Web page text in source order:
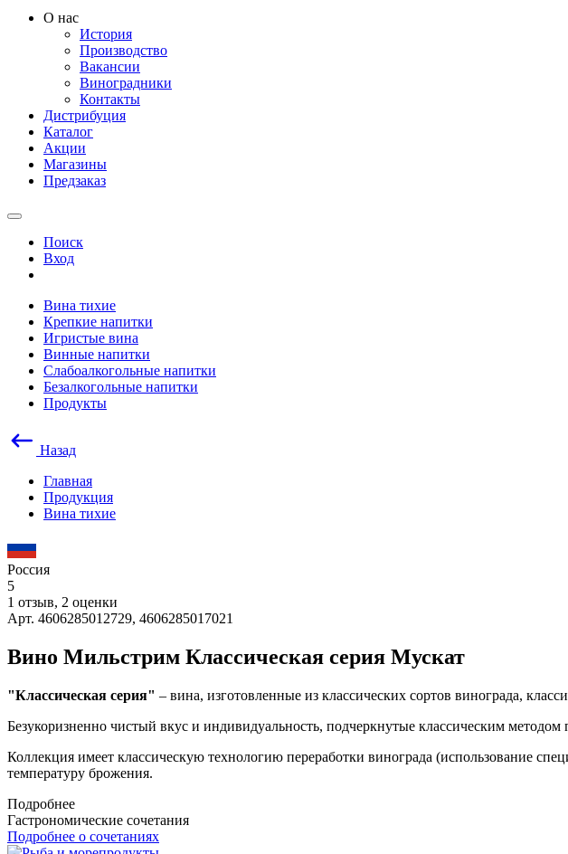
О нас
История
Производство
Вакансии
Виноградники
Контакты
Дистрибуция
Каталог
Акции
Магазины
Предзаказ
Поиск
Вход
Вина тихие
Крепкие напитки
Игристые вина
Винные напитки
Слабоалкогольные напитки
Безалкогольные напитки
Продукты
Назад
Главная
Продукция
Вина тихие
Россия
5
1 отзыв, 2 оценки
Арт. 4606285012729, 4606285017021
Вино Мильстрим Классическая серия Мускат
"Классическая серия" – вина, изготовленные из классических сортов винограда,
Безукоризненно чистый вкус и индивидуальность, подчеркнутые классическим
Коллекция имеет классическую технологию переработки винограда (использование
температуру брожения.
Подробнее
Гастрономические сочетания
Подробнее о сочетаниях